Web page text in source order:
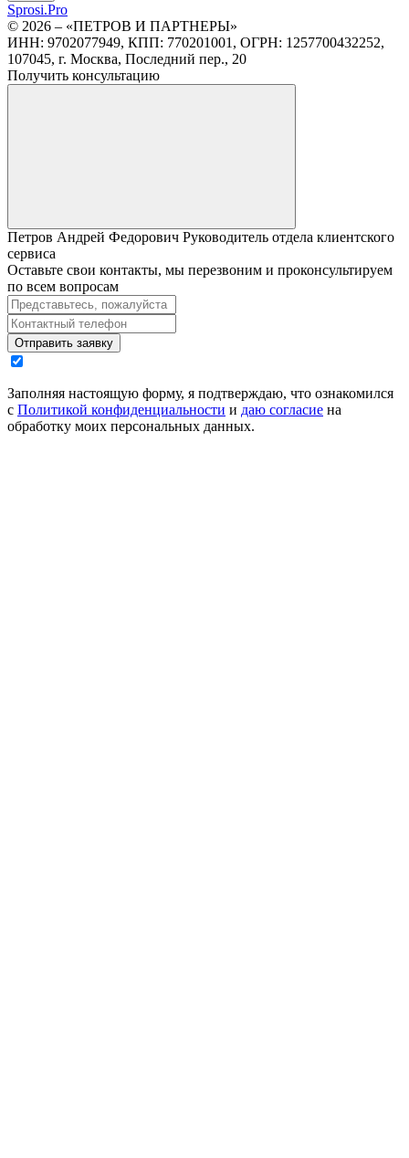
Sprosi.Pro
© 2026 – «ПЕТРОВ И ПАРТНЕРЫ»
ИНН: 9702077949, КПП: 770201001, ОГРН: 1257700432252,
107045, г. Москва, Последний пер., 20
Получить консультацию
Петров Андрей Федорович Руководитель отдела клиентского
сервиса
Оставьте свои контакты, мы перезвоним и проконсультируем
по всем вопросам
Отправить заявку
Заполняя настоящую форму, я подтверждаю, что ознакомился
с Политикой конфиденциальности и даю согласие на
обработку моих персональных данных.